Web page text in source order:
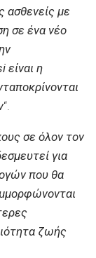
ασθενείς με
σε ένα νέο
είναι η
“.
σε όλον τον
για
που θα
ζωής